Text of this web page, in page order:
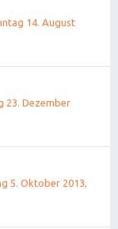
14. August
23. Dezember
5. Oktober 2013,